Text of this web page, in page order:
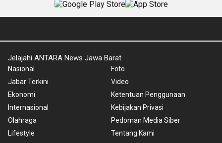
Jelajahi ANTARA News Jawa Barat
Nasional
Jabar Terkini
Ekonomi
Internasional
Olahraga
Lifestyle
Foto
Video
Ketentuan Penggunaan
Kebijakan Privasi
Pedoman Media Siber
Tentang Kami